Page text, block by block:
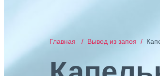
Главная / Вывод из запоя /